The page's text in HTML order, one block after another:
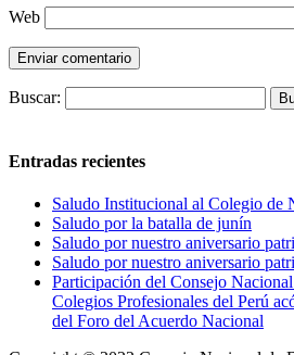
Web
Buscar:
Entradas recientes
Saludo Institucional al Colegio de
Saludo por la batalla de junín
Saludo por nuestro aniversario
Saludo por nuestro aniversario
Participación del Consejo
Colegios Profesionales del Perú
del Foro del Acuerdo Nacional